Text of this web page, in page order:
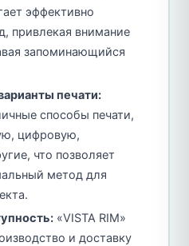
эффективно
привлекая внимание
запоминающийся
печати:
способы печати,
цифровую,
что позволяет
метод для
«VISTA RIM»
и доставку